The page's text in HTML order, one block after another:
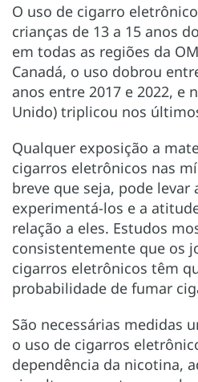
O uso de cigarro
crianças de 13 a 15 anos
em todas as regiões da
Canadá, o uso dobrou
anos entre 2017 e 2022, e
Unido) triplicou nos
Qualquer exposição a
cigarros eletrônicos nas
breve que seja, pode levar
experimentá-los e a
relação a eles. Estudos
consistentemente que os
cigarros eletrônicos têm
probabilidade de fumar
São necessárias medidas
o uso de cigarros
dependência da nicotina,